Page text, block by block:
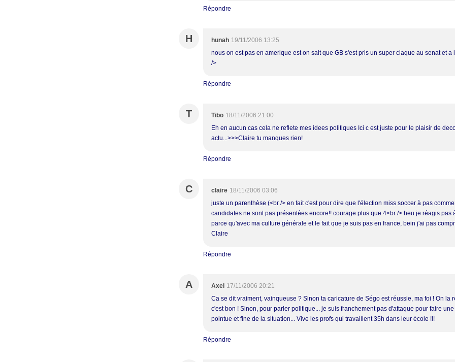
Répondre
H hunah 19/11/2006 13:25
nous on est pas en amerique est on sait que GB s'est pris un super claque au senat et a
/>
Répondre
T Tibo 18/11/2006 21:00
Eh en aucun cas cela ne reflete mes idees politiques Ici c est juste pour le plaisir de
actu...>>>Claire tu manques rien!
Répondre
C claire 18/11/2006 03:06
juste un parenthèse (<br /> en fait c'est pour dire que l'élection miss soccer à pas
candidates ne sont pas présentées encore!! courage plus que 4<br /> heu je réagis pas
parce qu'avec ma culture générale et le fait que je suis pas en france, bein j'ai pas
Claire
Répondre
A Axel 17/11/2006 20:21
Ca se dit vraiment, vainqueuse ? Sinon ta caricature de Ségo est réussie, ma foi ! On la
c'est bon ! Sinon, pour parler politique... je suis franchement pas d'attaque pour faire
pointue et fine de la situation... Vive les profs qui travaillent 35h dans leur école !!!
Répondre